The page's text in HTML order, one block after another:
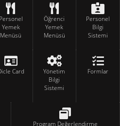
Personel
Yemek
Menüsü
Öğrenci
Yemek
Menüsü
Personel
Bilgi
Sistemi
Card
Yönetim
Bilgi
Sistemi
Formlar
Program Değerlendirme